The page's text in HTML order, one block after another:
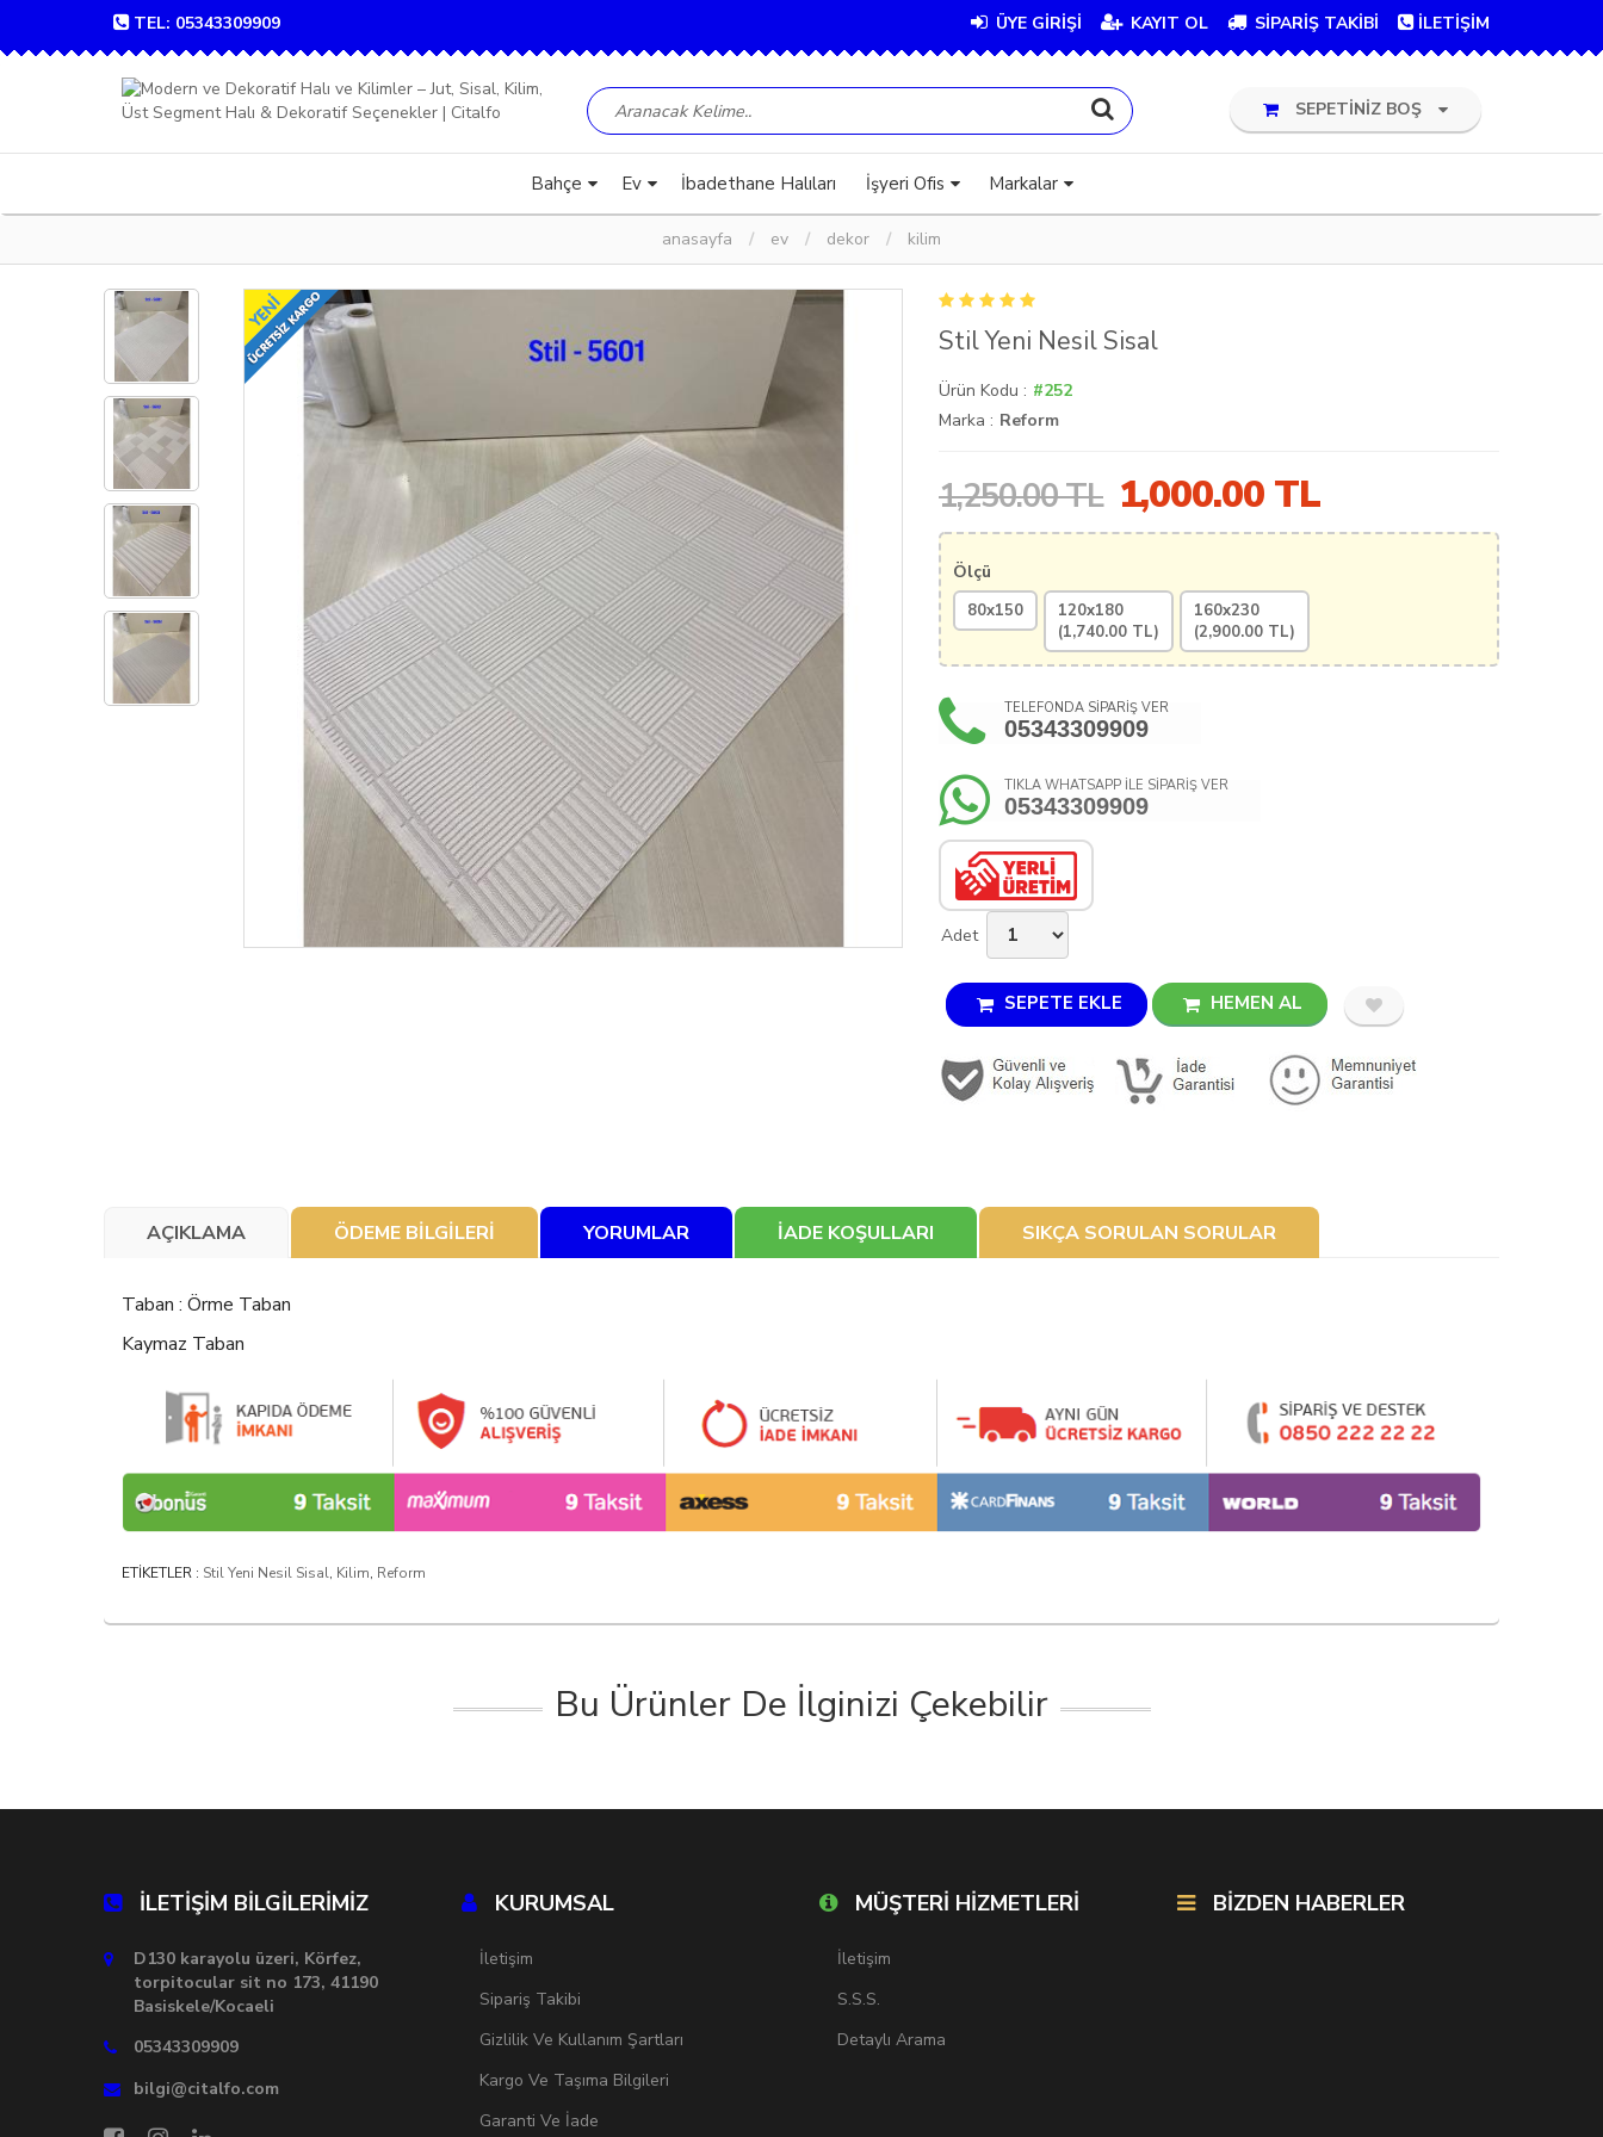
TEL: 05343309909 ÜYE GİRİŞİ KAYIT OL SİPARİŞ TAKİBİ İLETİŞİM
SEPETİNİZ BOŞ
Bahçe Ev İbadethane Halıları İşyeri Ofis Markalar
anasayfa ev dekor kilim
Stil Yeni Nesil Sisal
Ürün Kodu : #252
Marka : Reform
1,250.00 TL 1,000.00 TL
Ölçü
80x150
120x180
(1,740.00 TL)
160x230
(2,900.00 TL)
TELEFONDA SİPARİŞ VER
05343309909
TIKLA WHATSAPP İLE SİPARİŞ VER
05343309909
Adet
SEPETE EKLE HEMEN AL
AÇIKLAMA ÖDEME BİLGİLERİ YORUMLAR İADE KOŞULLARI SIKÇA SORULAN SORULAR
Taban : Örme Taban
Kaymaz Taban
ETİKETLER : Stil Yeni Nesil Sisal, Kilim, Reform
Bu Ürünler De İlginizi Çekebilir
İLETİŞİM BİLGİLERİMİZ
D130 karayolu üzeri, Körfez,
torpitocular sit no 173, 41190
Basiskele/Kocaeli
05343309909
bilgi@citalfo.com
KURUMSAL
İletişim
Sipariş Takibi
Gizlilik Ve Kullanım Şartları
Kargo Ve Taşıma Bilgileri
Garanti Ve İade
MÜŞTERİ HİZMETLERİ
İletişim
S.S.S.
Detaylı Arama
BİZDEN HABERLER